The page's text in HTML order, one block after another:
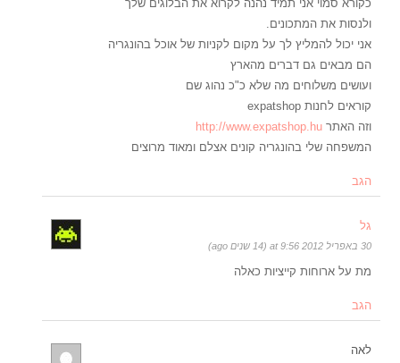
כקורא סמוי אני תמיד נהנה לקרוא את הבלוגים שלך
ולנסות את המתכונים.
אני יכול להמליץ לך על מקום לקניות של אוכל בהונגריה
הם מבאים גם דברים מהארץ
ועושים משלוחים מה שלא כ"כ נהוג שם
קוראים לחנות expatshop
וזה האתרhttp://www.expatshop.hu
המשפחה שלי בהונגריה קונים אצלם ומאוד מרוצים
הגב
גל
30 באפריל 2012 at 9:56 (14 שנים ago)
מת על ארוחות קייציות כאלה
הגב
לאה